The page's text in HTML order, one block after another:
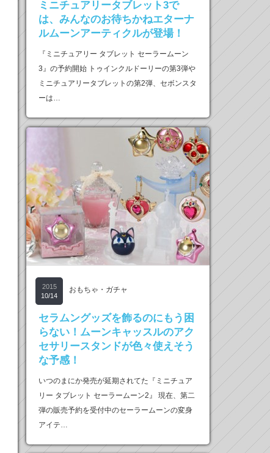
ミニチュアリータブレット3で
は、みんなのお待ちかねエターナ
ルムーンアーティクルが登場！
『ミニチュアリー タブレット セーラームーン
3』の予約開始 トゥインクルドーリーの第3弾や
ミニチュアリータブレットの第2弾、セボンスタ
ーは…
2015
10/14
おもちゃ・ガチャ
セラムングッズを飾るのにもう困
らない！ムーンキャッスルのアク
セサリースタンドが色々使えそう
な予感！
いつのまにか発売が延期されてた『ミニチュア
リー タブレット セーラームーン2』 現在、第二
弾の販売予約を受付中のセーラームーンの変身
アイテ…